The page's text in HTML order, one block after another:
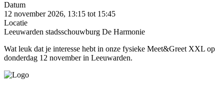
Datum
12 november 2026, 13:15 tot 15:45
Locatie
Leeuwarden stadsschouwburg De Harmonie
Wat leuk dat je interesse hebt in onze fysieke Meet&Greet XXL op
donderdag 12 november in Leeuwarden.